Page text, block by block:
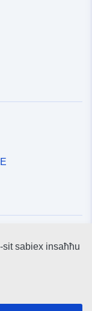
sabiex insaħħu